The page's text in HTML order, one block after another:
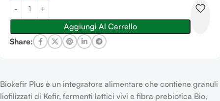
Aggiungi Al Carrello
Share:
Biokefir Plus è un integratore alimentare che contiene granuli
liofilizzati di Kefir, fermenti lattici vivi e fibra prebiotica Bio,